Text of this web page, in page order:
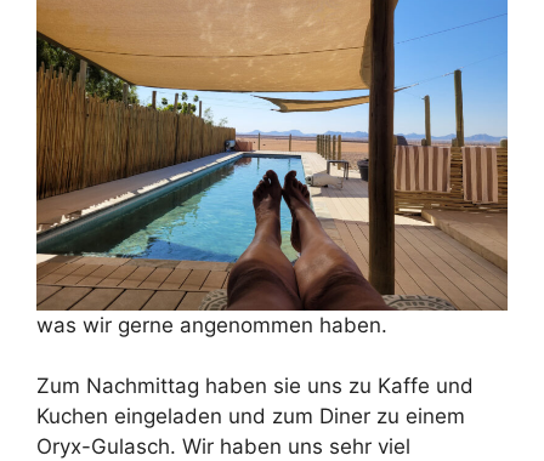
was wir gerne angenommen haben.
Zum Nachmittag haben sie uns zu Kaffe und
Kuchen eingeladen und zum Diner zu einem
Oryx-Gulasch. Wir haben uns sehr viel